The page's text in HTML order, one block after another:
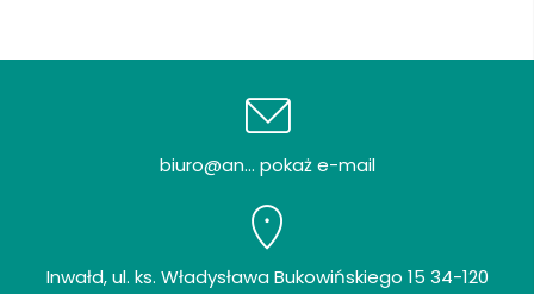
biuro@an... pokaż e-mail
Inwałd, ul. ks. Władysława Bukowińskiego 15 34-120